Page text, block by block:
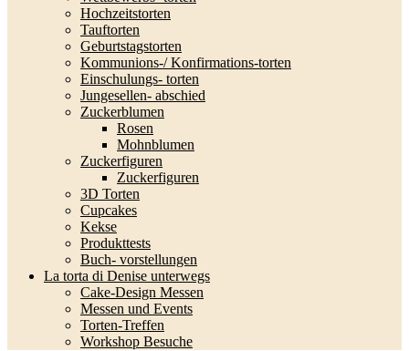
Hochzeitstorten
Tauftorten
Geburtstagstorten
Kommunions-/ Konfirmations-torten
Einschulungs- torten
Jungesellen- abschied
Zuckerblumen
Rosen
Mohnblumen
Zuckerfiguren
Zuckerfiguren
3D Torten
Cupcakes
Kekse
Produkttests
Buch- vorstellungen
La torta di Denise unterwegs
Cake-Design Messen
Messen und Events
Torten-Treffen
Workshop Besuche